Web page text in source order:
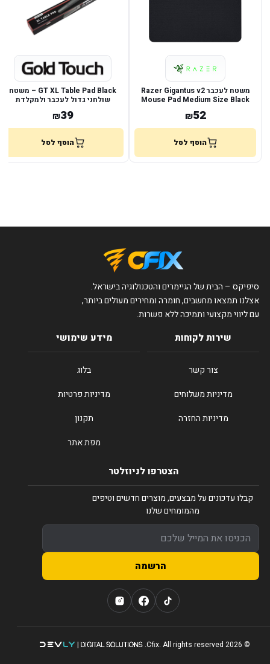
משטח לעכבר Razer Gigantus v2
Mouse Pad Medium Size Black
₪52
הוסף לסל
GT XL Table Pad Black – משטח
שולחני גדול לעכבר ולמקלדת
₪39
הוסף לסל
סיפיקס – הבית של הגיימרים והטכנולוגיה בישראל.
אצלנו תמצאו מחשבים, חומרה ומחירים מעולים ביותר,
עם ליווי מקצועי ותמיכה ללא פשרות.
שירות לקוחות
צור קשר
מדיניות משלוחים
מדיניות החזרה
מידע שימושי
בלוג
מדיניות פרטיות
תקנון
מפת אתר
הצטרפו לניוזלטר
קבלו עדכונים על מבצעים, מוצרים חדשים וטיפים
מהמומחים שלנו
הרשמה
© 2026 Cfix. All rights reserved.